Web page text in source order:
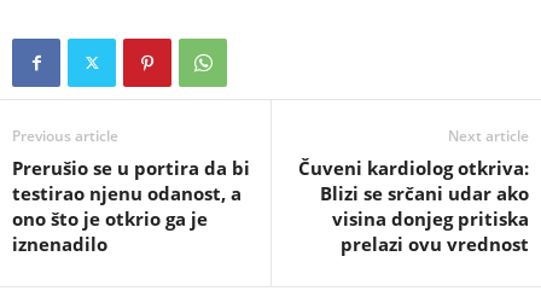
Previous article
Prerušio se u portira da bi
testirao njenu odanost, a
ono što je otkrio ga je
iznenadilo
Next article
Čuveni kardiolog otkriva:
Blizi se srčani udar ako
visina donjeg pritiska
prelazi ovu vrednost